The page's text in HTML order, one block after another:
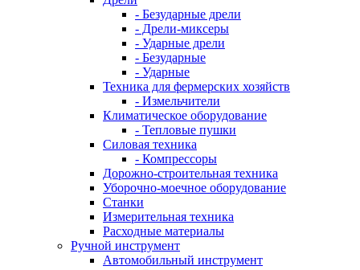
- Безударные дрели
- Дрели-миксеры
- Ударные дрели
- Безударные
- Ударные
Техника для фермерских хозяйств
- Измельчители
Климатическое оборудование
- Тепловые пушки
Силовая техника
- Компрессоры
Дорожно-строительная техника
Уборочно-моечное оборудование
Станки
Измерительная техника
Расходные материалы
Ручной инструмент
Автомобильный инструмент